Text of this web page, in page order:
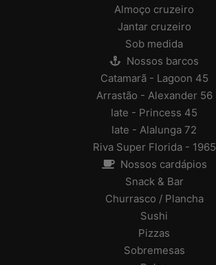
Almoço cruzeiro
Jantar cruzeiro
Sob medida
Nossos barcos
Catamarã - Lagoon 45
Arrastão - Alexander 56
Iate - Princess 45
Iate - Alalunga 72
Riva Super Florida - 1965
Nossos cardápios
Snack & Bar
Churrasco / Plancha
Sushi
Pizzas
Sobremesas